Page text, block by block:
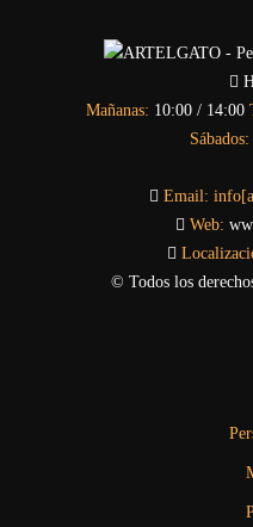
Mañanas: 10:00 / 14:00
Sábados:
Email:
Web:
© Todos los